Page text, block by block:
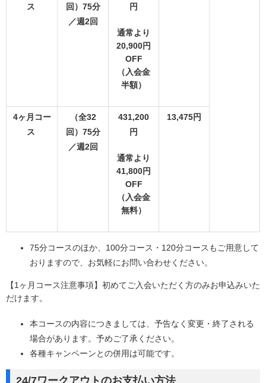
ス
回）75分
／週2回
円
通常より
20,900円
OFF
（入会金
半額）
4ヶ月コー
ス
（全32
回）75分
／週2回
431,200
円
通常より
41,800円
OFF
（入会金
無料）
13,475円
75分コースのほか、100分コース・120分コースもご用意して
おりますので、お気軽にお問い合わせください。
【1ヶ月コース注意事項】初めてご入会いただく方のみお申込みいた
だけます。
本コースの内容につきましては、予告なく変更・終了される
場合があります。予めご了承ください。
各種キャンペーンとの併用は可能です。
24/7ワークアウトのお支払い方法